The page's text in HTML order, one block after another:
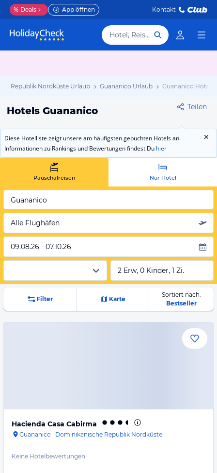
% Deals App öffnen Kontakt
Hotel, Reiseziel
Republik Nordküste Urlaub Guananico Urlaub Guananico Hotels
Hotels Guananico Teilen
Diese Hotelliste zeigt unsere am häufigsten gebuchten Hotels an.
Informationen zu Rankings und Bewertungen findest Du hier
Pauschalreisen Nur Hotel
Guananico
Alle Flughäfen
09.08.26 - 07.10.26
2 Erw, 0 Kinder, 1 Zi.
Filter Karte
Sortiert nach:
Bestseller
Hacienda Casa Cabirma
Guananico · Dominikanische Republik Nordküste
Keine Hotelbewertungen